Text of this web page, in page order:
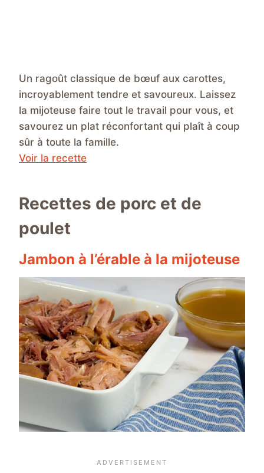
Un ragoût classique de bœuf aux carottes,
incroyablement tendre et savoureux. Laissez
la mijoteuse faire tout le travail pour vous, et
savourez un plat réconfortant qui plaît à coup
sûr à toute la famille.
Voir la recette
Recettes de porc et de
poulet
Jambon à l’érable à la mijoteuse